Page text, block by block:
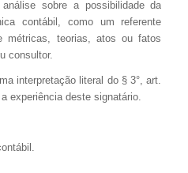
sobre a possibilidade da
contábil, como um referente
métricas, teorias, atos ou fatos
consultor.
interpretação literal do § 3°, art.
experiência deste signatário.